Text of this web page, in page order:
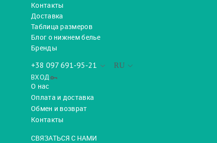
Контакты
Доставка
Таблица размеров
Блог о нижнем белье
Бренды
RU
+38 097 691-95-21
ВХОД
О нас
Оплата и доставка
Обмен и возврат
Контакты
СВЯЗАТЬСЯ С НАМИ